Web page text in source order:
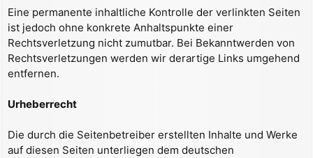
Eine permanente inhaltliche Kontrolle der verlinkten Seiten
ist jedoch ohne konkrete Anhaltspunkte einer
Rechtsverletzung nicht zumutbar. Bei Bekanntwerden von
Rechtsverletzungen werden wir derartige Links umgehend
entfernen.
Urheberrecht
Die durch die Seitenbetreiber erstellten Inhalte und Werke
auf diesen Seiten unterliegen dem deutschen